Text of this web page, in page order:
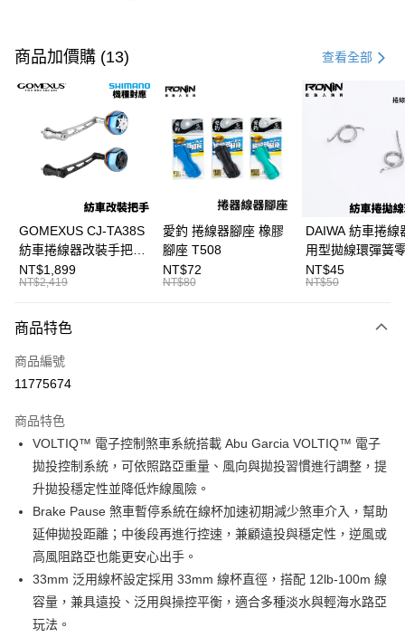
信用卡一次付款
信用卡分期付款
3 期 0 利率 每期 NT$2,200
合作金庫商業銀行
第一商業銀行
華南商業銀行
彰化商業銀行
台北富邦商業銀行
國泰世華商業銀行
兆豐國際商業銀行
台中商業銀行
匯豐（台灣）商業銀行
華泰商業銀行
聯邦商業銀行
元大商業銀行
台灣樂天信用卡公司
悠遊付
大哥付你分期
【大哥付你分期使用說明】
2.付款方式選擇「大哥付你分期」，訂單成立後會自動跳轉到大哥付的交易
流程，驗證手機門號後，選擇欲分期的期數、繳款截止日，確認付款後即完
4.訂單成立30分鐘內，如未前往確認交易或遇審核未通過，訂單將自動取
消。如遇「轉專審核」未通過狀況，表示未達大哥付你分期系統評分，恕無
法說明評估內容。
【繳款方式說明】
1.分期款項不併入電信帳單，「大哥付你分期」於每月結算日後寄送繳費提
醒簡訊。
帳／街口支付／iPASS MONEY」等通路繳費。
【注意事項】
1.本服務係由「台灣大哥大股份有限公司」（以下簡稱本公司）所提供，讓
用戶於交易時，得透過本服務購買商品或服務，並由商店將買賣／分期付款
買賣價金債權讓與本公司後，依約使用本公司帳單繳交帳款。
相關說明
【關於「AFTEE先享後付」】
便利好安心！
２．便利：只要手機號碼，簡訊認證，即可結帳。
３．安心：先確認商品／服務後，再付款。
【「AFTEE先享後付」結帳流程】
１．於結帳方式選擇「AFTEE先享後付」後，將跳轉至「AFTEE先享後付」
結帳頁面，進行簡訊認證並確認金額後，即可完成結帳。
３．收到繳費通知簡訊後14天內，點擊此簡訊中的連結，可透過四大超商／
ATM／網路銀行／等多元方式進行付款，方視為交易完成。
※ 請注意：結帳手續完成當下不需立刻繳費，但若您需要取消訂單，請聯絡
購買商品的店家。未經商家同意取消之訂單仍視為有效，需透過AFTEE先享
後付繳納相關費用。
貨到付款
運送方式
全家取貨付款
每筆NT$60，滿NT$1,200(含以上)免運費
付款後全家取貨
每筆NT$60，滿NT$1,200(含以上)免運費
7-11取貨付款
商品加價購 (13) 查看全部
GOMEXUS CJ-TA38S
紡車捲線器改裝手把
SHIMANO改裝品 紡車
改裝手把 I052
NT$1,899
NT$2,419
愛釣 捲線器腳座 橡膠
腳座 T508
NT$72
NT$80
DAIWA 紡車捲線
用型拋線環彈簧
線規 耳朵彈簧 紡
零件 T927
NT$45
NT$50
商品特色
商品編號
11775674
商品特色
VOLTIQ™ 電子控制煞車系統搭載 Abu Garcia VOLTIQ™ 電子
拋投控制系統，可依照路亞重量、風向與拋投習慣進行調整，提
升拋投穩定性並降低炸線風險。
Brake Pause 煞車暫停系統在線杯加速初期減少煞車介入，幫助
延伸拋投距離；中後段再進行控速，兼顧遠投與穩定性，逆風或
高風阻路亞也能更安心出手。
33mm 泛用線杯設定採用 33mm 線杯直徑，搭配 12lb-100m 線
容量，兼具遠投、泛用與操控平衡，適合多種淡水與輕海水路亞
玩法。